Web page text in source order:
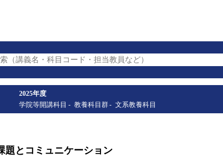
（講義名・科目コード・担当教員など）
2025年度
学院等開講科目
教養科目群 文系教養科目
題とコミュニケーション